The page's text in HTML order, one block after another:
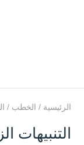
الرئيسية / الخطب /
التنبيهات